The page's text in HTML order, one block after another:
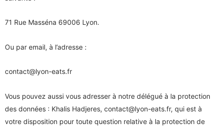
71 Rue Masséna 69006 Lyon.
Ou par email, à l’adresse :
contact@lyon-eats.fr
Vous pouvez aussi vous adresser à notre délégué à la protection
des données : Khalis Hadjeres, contact@lyon-eats.fr, qui est à
votre disposition pour toute question relative à la protection de